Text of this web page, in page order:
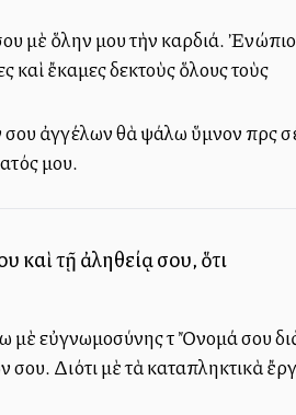
μὲ ὅλην μου τὴν καρδιά.
καὶ ἔκαμες δεκτοὺς ὅλους τοὺς
σου ἀγγέλων θὰ ψάλω ὕμνον πρὸς
μου.
καὶ τῇ ἀληθείᾳ σου, ὅτι
μὲ εὐγνωμοσύνης τὸ Ὄνομά σου διὰ
σου. Διότι μὲ τὰ καταπληκτικὰ